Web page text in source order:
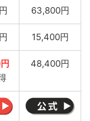
63,800円
15,400円
48,400円